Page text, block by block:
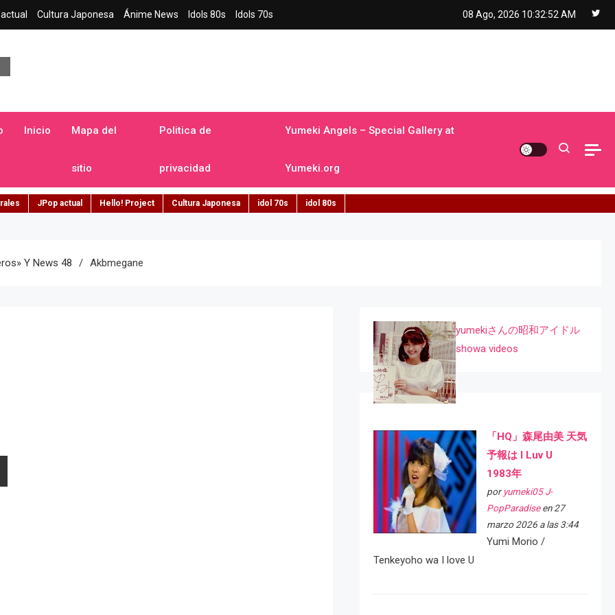
Cultura Japonesa Ánime News Idols 80s Idols 70s 08 Ago, 2026 10:32:53 AM
Inicio Mapa del
sitio
Politica de
privacidad
Yumeki Angels – Special Gallery at
Yumeki.org
JPop actual Hello! Project Cultura Japonesa idol 70s idol 80s
Y News 48 Akbmegane
yumekiさんの昭和アイドル
showa videos
「HQ」森尾由美 天気
予報は I Luv U
1983年
por yumeki05 J-
PopParadiseen 27
marzo 2026 a las 3:44
Yumi Morio /
Tenkeyoho wa I love U